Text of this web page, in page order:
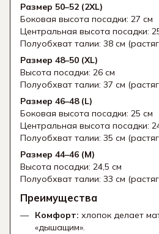
Размер 50–52 (2XL)
Боковая высота посадки: 27 см
Центральная высота посадки:
Полуобхват талии: 38 см
Размер 48–50 (XL)
Высота посадки: 26 см
Полуобхват талии: 37 см
Размер 46–48 (L)
Боковая высота посадки: 25 см
Центральная высота посадки:
Полуобхват талии: 35 см
Размер 44–46 (M)
Высота посадки: 24,5 см
Полуобхват талии: 33 см
Преимущества
Комфорт: хлопок делает
«дышащим».